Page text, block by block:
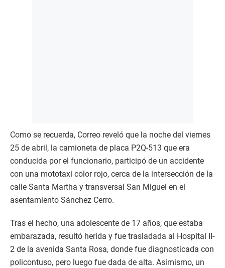
Como se recuerda, Correo reveló que la noche del viernes
25 de abril, la camioneta de placa P2Q-513 que era
conducida por el funcionario, participó de un accidente
con una mototaxi color rojo, cerca de la intersección de la
calle Santa Martha y transversal San Miguel en el
asentamiento Sánchez Cerro.
Tras el hecho, una adolescente de 17 años, que estaba
embarazada, resultó herida y fue trasladada al Hospital II-
2 de la avenida Santa Rosa, donde fue diagnosticada con
policontuso, pero luego fue dada de alta. Asimismo, un